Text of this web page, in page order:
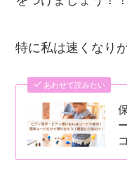
特に私は速くなり
あわせて読みたい